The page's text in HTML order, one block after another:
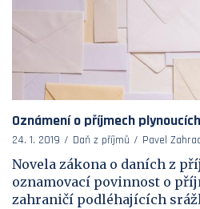
Oznámení o příjmech
24. 1. 2019 Daň z příjmů Pavel
Novela zákona o daních z
oznamovací povinnost o
zahraničí podléhajících